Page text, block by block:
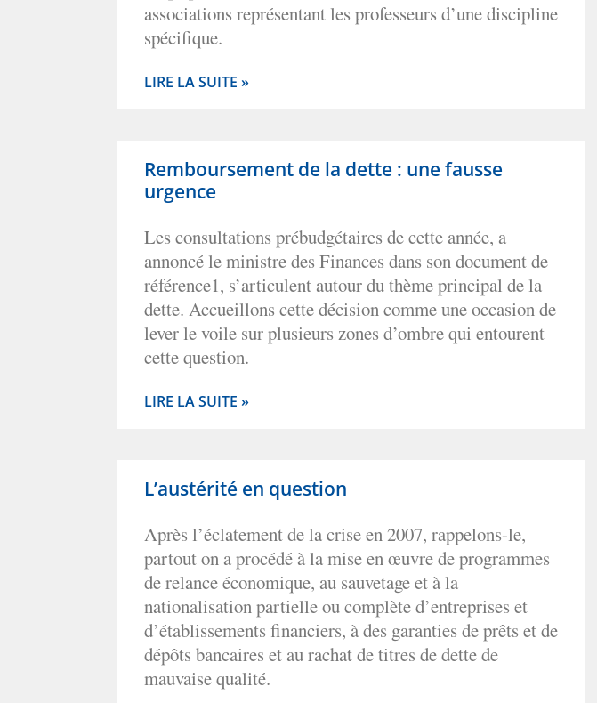
associations représentant les professeurs d’une discipline
spécifique.
LIRE LA SUITE »
Remboursement de la dette : une fausse
urgence
Les consultations prébudgétaires de cette année, a
annoncé le ministre des Finances dans son document de
référence1, s’articulent autour du thème principal de la
dette. Accueillons cette décision comme une occasion de
lever le voile sur plusieurs zones d’ombre qui entourent
cette question.
LIRE LA SUITE »
L’austérité en question
Après l’éclatement de la crise en 2007, rappelons-le,
partout on a procédé à la mise en œuvre de programmes
de relance économique, au sauvetage et à la
nationalisation partielle ou complète d’entreprises et
d’établissements financiers, à des garanties de prêts et de
dépôts bancaires et au rachat de titres de dette de
mauvaise qualité.